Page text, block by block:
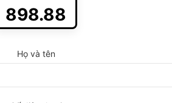
898.88
Họ và tên